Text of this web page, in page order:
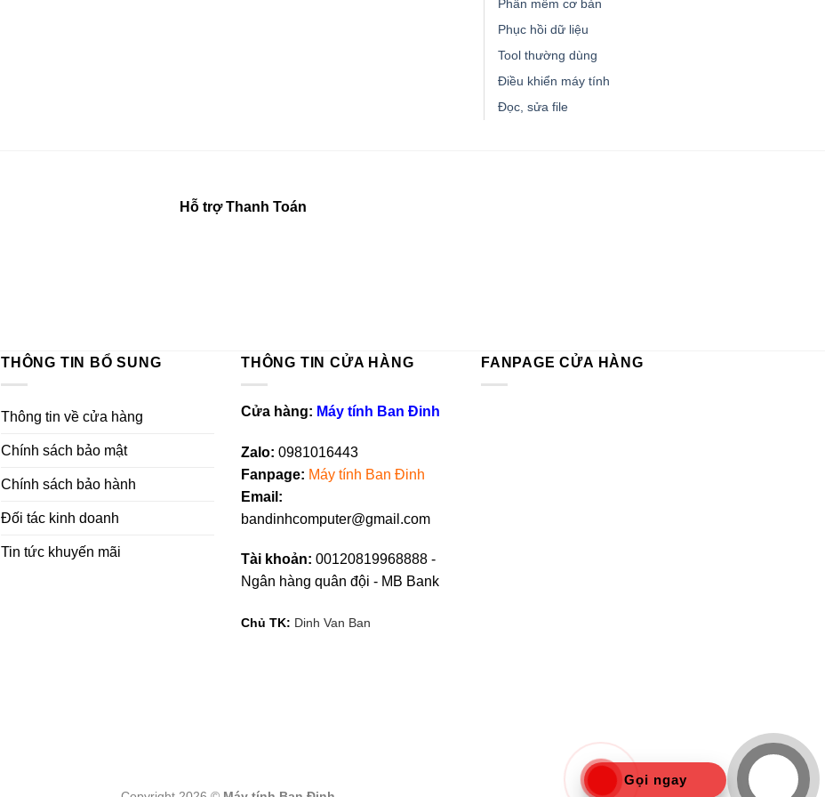
Phần mềm cơ bản
Phục hồi dữ liệu
Tool thường dùng
Điều khiển máy tính
Đọc, sửa file
Hỗ trợ Thanh Toán
THÔNG TIN BỔ SUNG
Thông tin về cửa hàng
Chính sách bảo mật
Chính sách bảo hành
Đối tác kinh doanh
Tin tức khuyến mãi
THÔNG TIN CỬA HÀNG
Cửa hàng: Máy tính Ban Đinh
Zalo: 0981016443
Fanpage: Máy tính Ban Đinh
Email:
bandinhcomputer@gmail.com
Tài khoản: 00120819968888 -
Ngân hàng quân đội - MB Bank
Chủ TK: Dinh Van Ban
FANPAGE CỬA HÀNG
Gọi ngay